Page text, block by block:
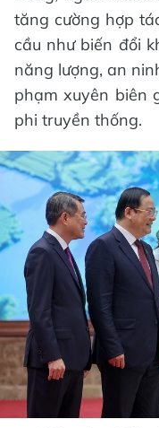
tăng cường hợp
cầu như biến đổi
năng lượng, an
phạm xuyên biên
phi truyền thống.